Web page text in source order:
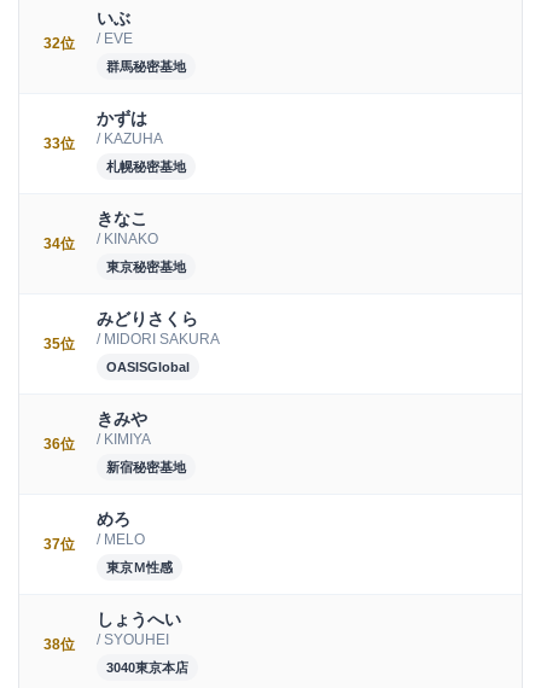
32位
いぶ
/ EVE
群馬秘密基地
33位
かずは
/ KAZUHA
札幌秘密基地
34位
きなこ
/ KINAKO
東京秘密基地
35位
みどりさくら
/ MIDORI SAKURA
OASISGlobal
36位
きみや
/ KIMIYA
新宿秘密基地
37位
めろ
/ MELO
東京Ｍ性感
38位
しょうへい
/ SYOUHEI
3040東京本店